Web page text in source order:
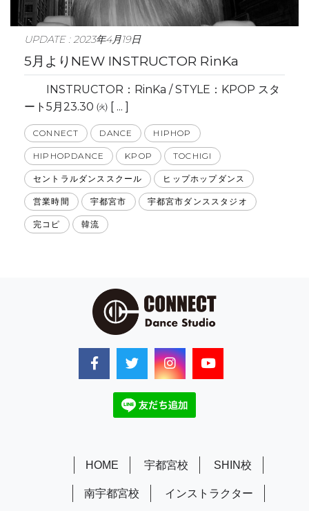
UPDATE : 2023年4月19日
5月よりNEW INSTRUCTOR RinKa
INSTRUCTOR：RinKa / STYLE：KPOP スタ
ート5月23.30 ㈫ [ ... ]
CONNECT DANCE HIPHOP
HIPHOPDANCE KPOP TOCHIGI
セントラルダンススクール ヒップホップダンス
営業時間 宇都宮市 宇都宮市ダンススタジオ
完コピ 韓流
HOME 宇都宮校 SHIN校
南宇都宮校 インストラクター